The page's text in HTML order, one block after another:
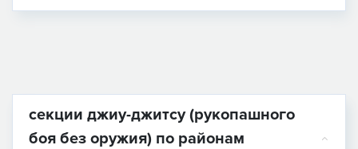
секции джиу-джитсу (рукопашного
боя без оружия) по районам